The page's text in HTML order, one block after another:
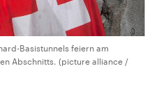
Basistunnels feiern am
Abschnitts. (picture alliance /